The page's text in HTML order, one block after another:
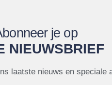
je op
NIEUWSBRIEF
laatste nieuws en speciale